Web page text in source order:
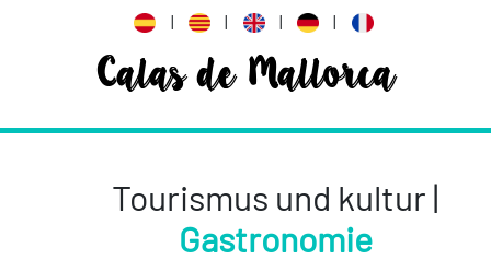
| | | |
Calas de Mallorca
Tourismus und kultur |
Gastronomie